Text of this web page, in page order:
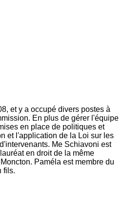
et y a occupé divers postes à
En plus de gérer l'équipe
en place de politiques et
et l'application de la Loi sur les
Me Schiavoni est
en droit de la même
Paméla est membre du
fils.